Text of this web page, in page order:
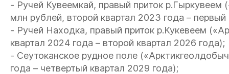
- Ручей Кувеемкай, правый приток
млн рублей, второй квартал 2023 года – первый
- Ручей Находка, правый приток р.Кукевеем
квартал 2024 года – второй квартал 2026 года);
- Сеутоканское рудное поле
года – четвертый квартал 2029 года);